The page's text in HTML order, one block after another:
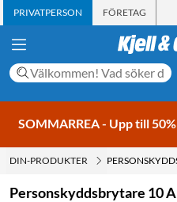
PRIVATPERSON FÖRETAG
SOMMARREA - Upp till 50%
DIN-PRODUKTER
Personskyddsbrytare 10 A